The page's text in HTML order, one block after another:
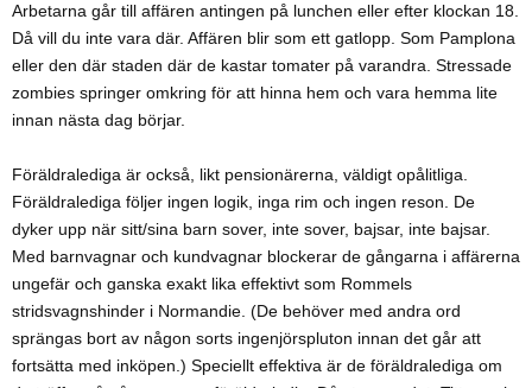
Arbetarna går till affären antingen på lunchen eller efter klockan 18.
Då vill du inte vara där. Affären blir som ett gatlopp. Som Pamplona
eller den där staden där de kastar tomater på varandra. Stressade
zombies springer omkring för att hinna hem och vara hemma lite
innan nästa dag börjar.
Föräldralediga är också, likt pensionärerna, väldigt opålitliga.
Föräldralediga följer ingen logik, inga rim och ingen reson. De
dyker upp när sitt/sina barn sover, inte sover, bajsar, inte bajsar.
Med barnvagnar och kundvagnar blockerar de gångarna i affärerna
ungefär och ganska exakt lika effektivt som Rommels
stridsvagnshinder i Normandie. (De behöver med andra ord
sprängas bort av någon sorts ingenjörspluton innan det går att
fortsätta med inköpen.) Speciellt effektiva är de föräldralediga om